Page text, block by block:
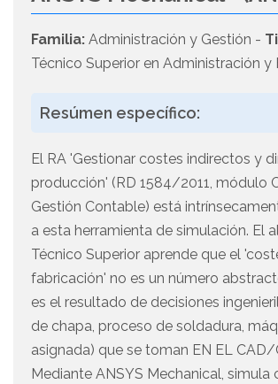
Familia: Administración y Gestión -
Técnico Superior en Administración y
Resúmen específico:
El RA 'Gestionar costes indirectos y
producción' (RD 1584/2011, módulo
Gestión Contable) está
a esta herramienta de simulación. El
Técnico Superior aprende que el
fabricación' no es un número
es el resultado de decisiones
de chapa, proceso de soldadura,
asignada) que se toman EN EL CAD/
Mediante ANSYS Mechanical, simula